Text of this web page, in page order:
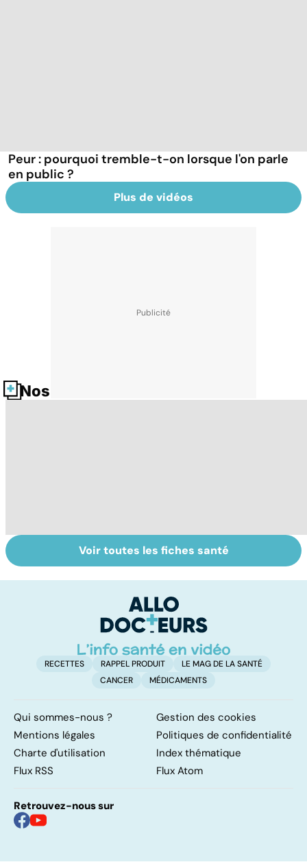
Peur : pourquoi tremble-t-on lorsque l'on parle
en public ?
Plus de vidéos
Nos fiches santé
Faire du sport à
domicile, c'est
Don de gamètes :
le pour et le
levée de
l'anonymat
Voir toutes les fiches santé
RECETTES RAPPEL PRODUIT
LE MAG DE LA SANTÉ
CANCER
MÉDICAMENTS
Qui sommes-nous ?
Gestion des cookies
Mentions légales
Politiques de confidentialité
Charte d'utilisation
Index thématique
Flux RSS
Flux Atom
Retrouvez-nous sur